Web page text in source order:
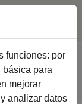
funciones: por
básica para
mejorar
analizar datos